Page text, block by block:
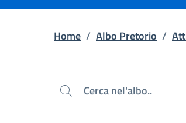
Home / Albo Pretorio /
Cerca